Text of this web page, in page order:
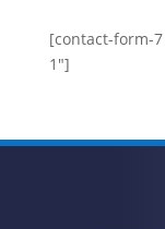
[contact-form-
1"]